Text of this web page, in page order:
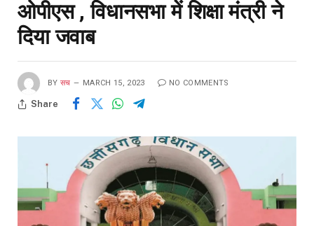
ओपीएस , विधानसभा में शिक्षा मंत्री ने
दिया जवाब
BY सच MARCH 15, 2023 NO COMMENTS
Share